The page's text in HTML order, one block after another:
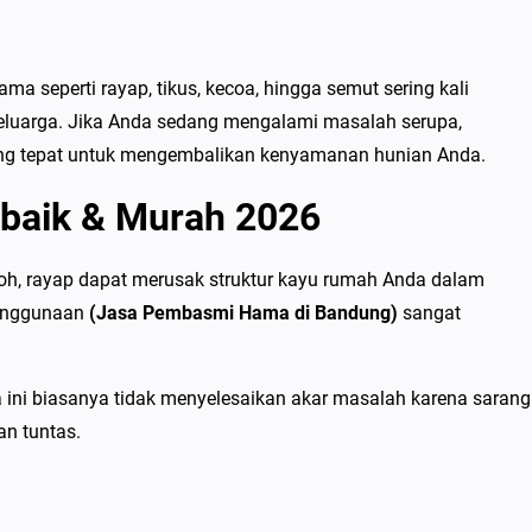
seperti rayap, tikus, kecoa, hingga semut sering kali
Jika Anda sedang mengalami masalah serupa,
tepat untuk mengembalikan kenyamanan hunian Anda.
& Murah 2026
rayap dapat merusak struktur kayu rumah Anda dalam
(Jasa Pembasmi Hama di Bandung) sangat
biasanya tidak menyelesaikan akar masalah karena sarang
tuntas.